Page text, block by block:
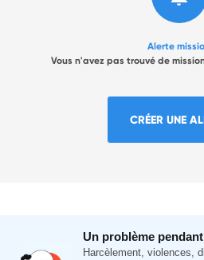
Alerte
Vous n'avez pas trouvé de
CRÉER UNE
Un problème
Harcèlement, violences,